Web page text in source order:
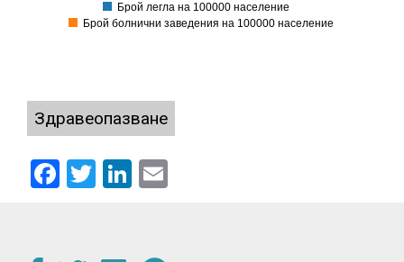
Брой легла на 100000 население
Брой болнични заведения на 100000 население
Здравеопазване
Facebook
TwitterLinkedIn